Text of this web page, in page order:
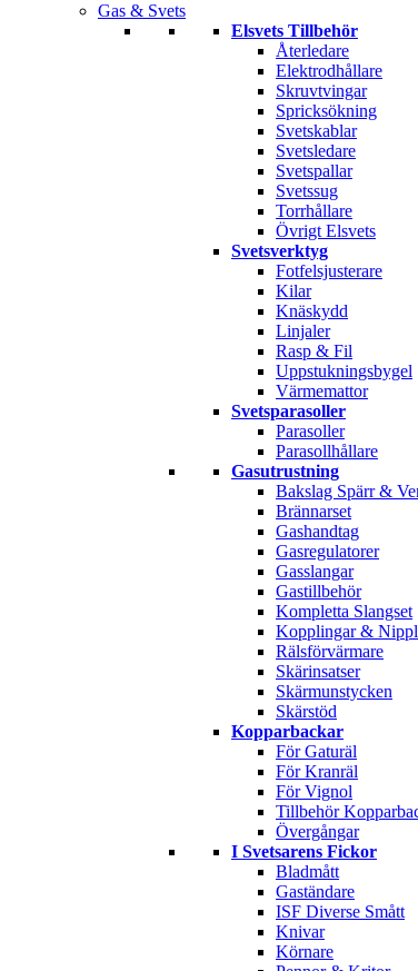
Gas & Svets
Elsvets Tillbehör
Återledare
Elektrodhållare
Skruvtvingar
Spricksökning
Svetskablar
Svetsledare
Svetspallar
Svetssug
Torrhållare
Övrigt Elsvets
Svetsverktyg
Fotfelsjusterare
Kilar
Knäskydd
Linjaler
Rasp & Fil
Uppstukningsbygel
Värmemattor
Svetsparasoller
Parasoller
Parasollhållare
Gasutrustning
Bakslag Spärr &
Brännarset
Gashandtag
Gasregulatorer
Gasslangar
Gastillbehör
Kompletta Slangset
Kopplingar &
Rälsförvärmare
Skärinsatser
Skärmunstycken
Skärstöd
Kopparbackar
För Gaturäl
För Kranräl
För Vignol
Tillbehör
Övergångar
I Svetsarens Fickor
Bladmått
Gaständare
ISF Diverse Smått
Knivar
Körnare